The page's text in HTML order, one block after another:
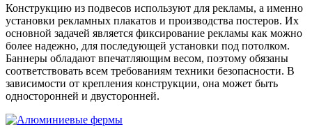
Конструкцию из подвесов используют для рекламы, а именно
установки рекламных плакатов и производства постеров. Их
основной задачей является фиксирование рекламы как можно
более надежно, для последующей установки под потолком.
Баннеры обладают впечатляющим весом, поэтому обязаны
соответствовать всем требованиям техники безопасности. В
зависимости от крепления конструкции, она может быть
односторонней и двусторонней.